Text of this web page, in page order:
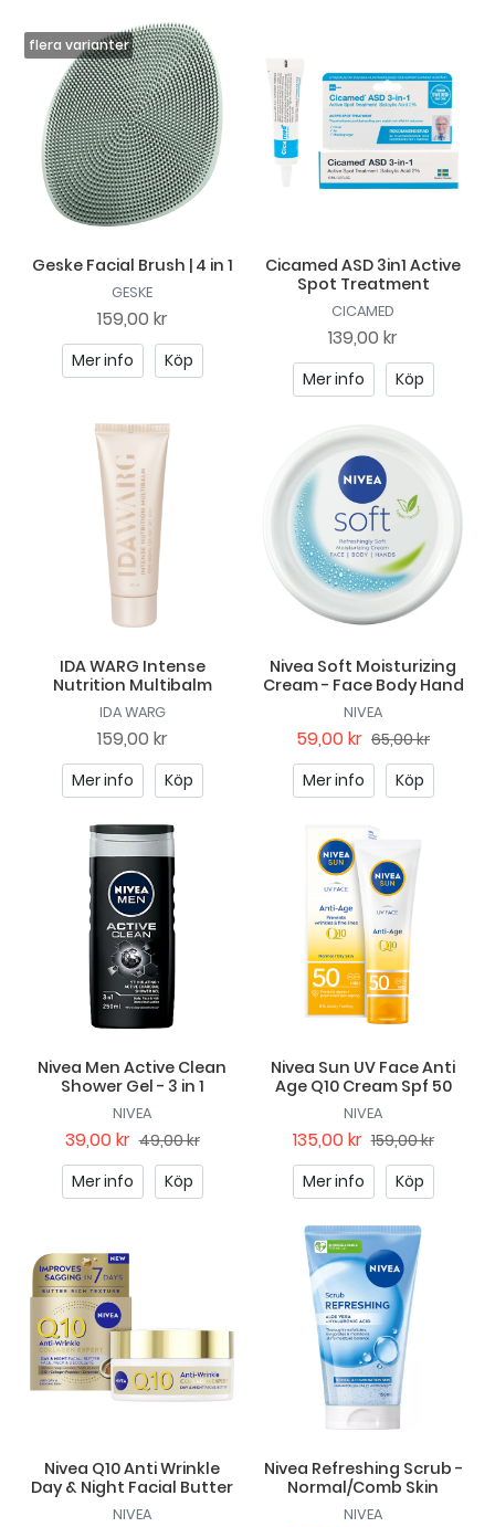
Geske Facial Brush | 4 in 1
GESKE
159,00 kr
Mer info Köp
Cicamed ASD 3in1 Active
Spot Treatment
CICAMED
139,00 kr
Mer info Köp
IDA WARG Intense
Nutrition Multibalm
IDA WARG
159,00 kr
Mer info Köp
Nivea Soft Moisturizing
Cream - Face Body Hand
NIVEA
59,00 kr 65,00 kr
Mer info
Köp
Nivea Men Active Clean
Shower Gel - 3 in 1
NIVEA
39,00 kr 49,00 kr
Mer info
Köp
Nivea Sun UV Face Anti
Age Q10 Cream Spf 50
NIVEA
135,00 kr 159,00 kr
Mer info
Köp
Nivea Q10 Anti Wrinkle
Day & Night Facial Butter
NIVEA
Nivea Refreshing Scrub -
Normal/Comb Skin
NIVEA